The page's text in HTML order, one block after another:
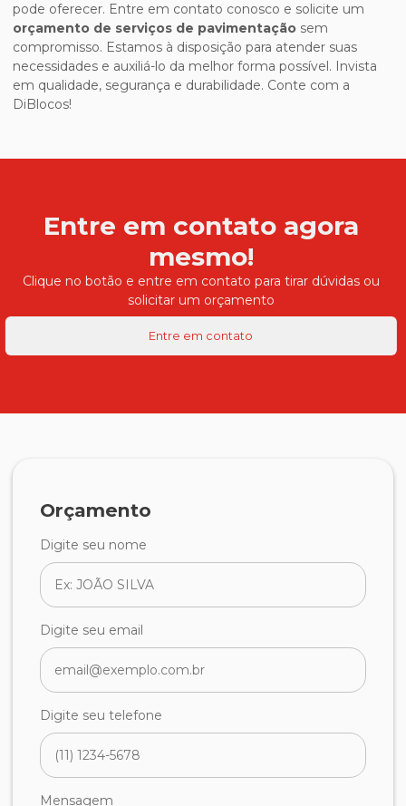
pode oferecer. Entre em contato conosco e solicite um
orçamento de serviços de pavimentação sem
compromisso. Estamos à disposição para atender suas
necessidades e auxiliá-lo da melhor forma possível. Invista
em qualidade, segurança e durabilidade. Conte com a
DiBlocos!
Entre em contato agora
mesmo!
Clique no botão e entre em contato para tirar dúvidas ou
solicitar um orçamento
Entre em contato
Orçamento
Digite seu nome
Digite seu email
Digite seu telefone
Mensagem